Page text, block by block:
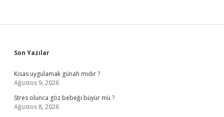
Sidebar
Son Yazılar
Kısas uygulamak günah mıdır ?
Ağustos 9, 2026
Stres olunca göz bebeği büyür mü ?
Ağustos 8, 2026